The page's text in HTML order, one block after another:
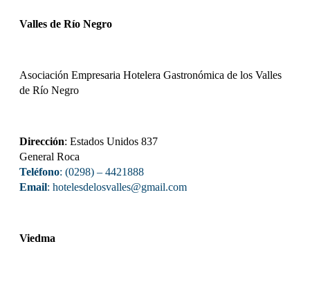
Valles de Río Negro
Asociación Empresaria Hotelera Gastronómica de los Valles
de Río Negro
Dirección: Estados Unidos 837
General Roca
Teléfono: (0298) – 4421888
Email: hotelesdelosvalles@gmail.com
Viedma